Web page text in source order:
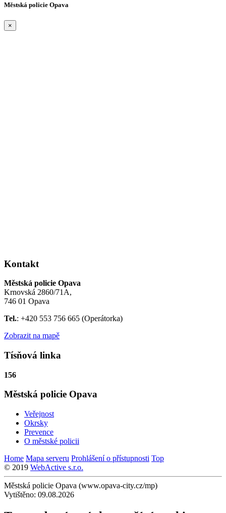
Městská policie Opava
×
Kontakt
Městská policie Opava
Krnovská 2860/71A,
746 01 Opava
Tel.: +420 553 756 665 (Operátorka)
Zobrazit na mapě
Tísňová linka
156
Městská policie Opava
Veřejnost
Okrsky
Prevence
O městské policii
Home Mapa serveru Prohlášení o přístupnosti Top
© 2019 WebActive s.r.o.
Městská policie Opava (www.opava-city.cz/mp)
Vytištěno: 09.08.2026